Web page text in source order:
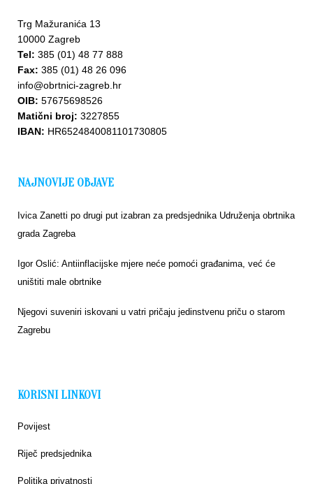
Trg Mažuranića 13
10000 Zagreb
Tel: 385 (01) 48 77 888
Fax: 385 (01) 48 26 096
info@obrtnici-zagreb.hr
OIB: 57675698526
Matični broj: 3227855
IBAN: HR6524840081101730805
NAJNOVIJE OBJAVE
Ivica Zanetti po drugi put izabran za predsjednika Udruženja obrtnika
grada Zagreba
Igor Oslić: Antiinflacijske mjere neće pomoći građanima, već će
uništiti male obrtnike
Njegovi suveniri iskovani u vatri pričaju jedinstvenu priču o starom
Zagrebu
KORISNI LINKOVI
Povijest
Riječ predsjednika
Politika privatnosti